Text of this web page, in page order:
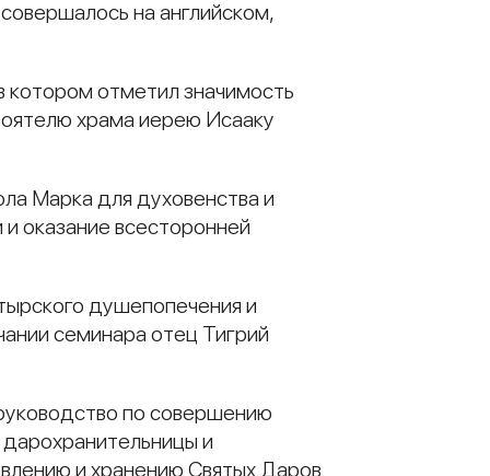
на английском,
котором отметил значимость
храма иерею Исааку
Марка для духовенства и
оказание всесторонней
душепопечения и
семинара отец Тигрий
по совершению
и
и хранению Святых Даров